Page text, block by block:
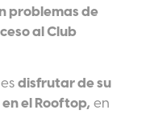
problemas de
al Club
disfrutar de su
el Rooftop, en